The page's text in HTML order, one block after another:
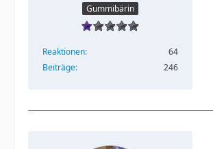
Gummibärin
Reaktionen
64
Beiträge
246